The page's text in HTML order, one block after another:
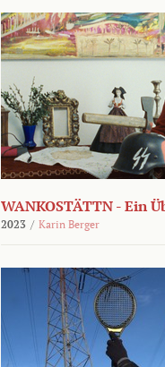
WANKOSTÄTTN - Ein
2023 / Karin Berger